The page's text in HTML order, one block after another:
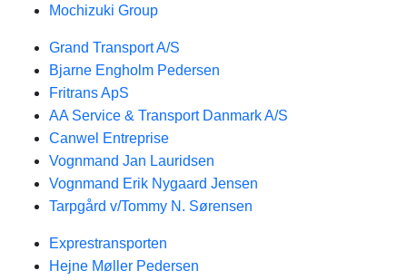
Mochizuki Group
Grand Transport A/S
Bjarne Engholm Pedersen
Fritrans ApS
AA Service & Transport Danmark A/S
Canwel Entreprise
Vognmand Jan Lauridsen
Vognmand Erik Nygaard Jensen
Tarpgård v/Tommy N. Sørensen
Exprestransporten
Hejne Møller Pedersen